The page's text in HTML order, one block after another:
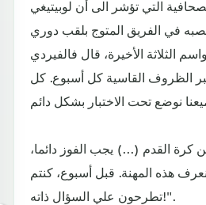
التي تؤشر الى أن لوبيتيغي
في الفريق المتوج بلقب دوري
الثلاثة الأخيرة، قال فالفيردي
الظروف القاسية كل أسبوع. كل
القدم (...) يجب الفوز دائما،
هذه المهنة. قبل أسبوع، كنتم
تطرحون علي السؤال ذاته!".